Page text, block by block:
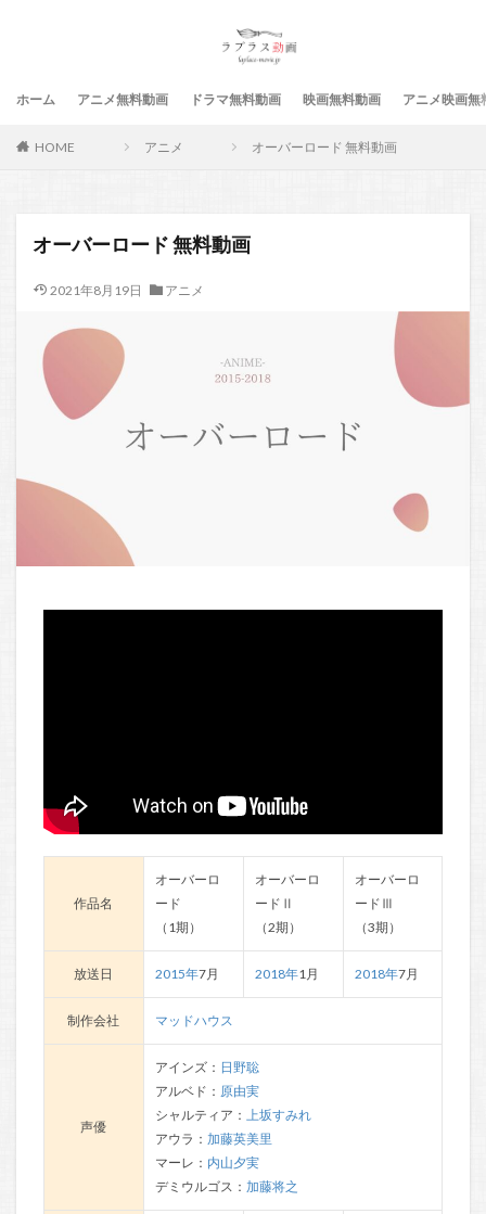
ホーム アニメ無料動画 ドラマ無料動画 映画無料動画 アニメ映画無
HOME アニメ オーバーロード 無料動画
オーバーロード 無料動画
2021年8月19日 アニメ
作品名
オーバーロ
ード
（1期）
オーバーロ
ードⅡ
（2期）
オーバーロ
ードⅢ
（3期）
放送日 2015年7月 2018年1月 2018年7月
制作会社 マッドハウス
声優
アインズ： 日野聡
アルベド： 原由実
シャルティア： 上坂すみれ
アウラ： 加藤英美里
マーレ： 内山夕実
デミウルゴス： 加藤将之